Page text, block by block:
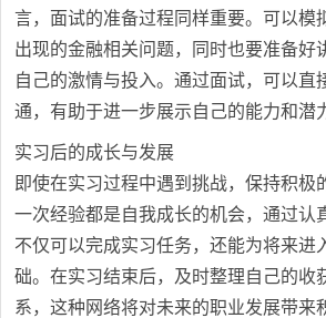
言，面试的准备过程同样重要。可以模
出现的金融相关问题，同时也要准备好
自己的激情与投入。通过面试，可以直
通，有助于进一步展示自己的能力和潜
实习后的成长与发展
即使在实习过程中遇到挑战，保持积极
一次经验都是自我成长的机会，通过认
不仅可以完成实习任务，还能为将来进
础。在实习结束后，及时整理自己的收
系，这种网络将对未来的职业发展带来